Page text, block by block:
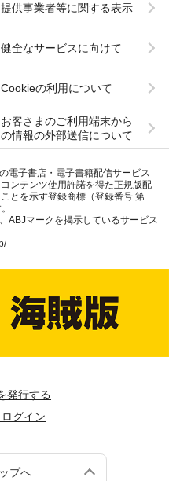
提供事業者等に関する表示
健全なサービスに向けて
Cookieの利用について
お客さまのご利用端末から
の情報の外部送信について
電子書店・電子書籍配信サービス
ンテンツ使用許諾を得た正規版配
とを示す登録商標（登録番号 第
ABJマークを掲示しているサービス
発行する
グイン
プへ